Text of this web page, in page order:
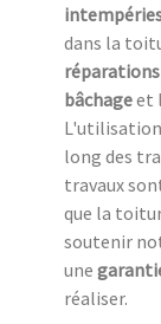
dans la
réparations
bâchageet
long des
travaux
que la
soutenir
une
réaliser.